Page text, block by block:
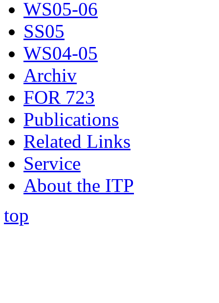
WS05-06
SS05
WS04-05
Archiv
FOR 723
Publications
Related Links
Service
About the ITP
top